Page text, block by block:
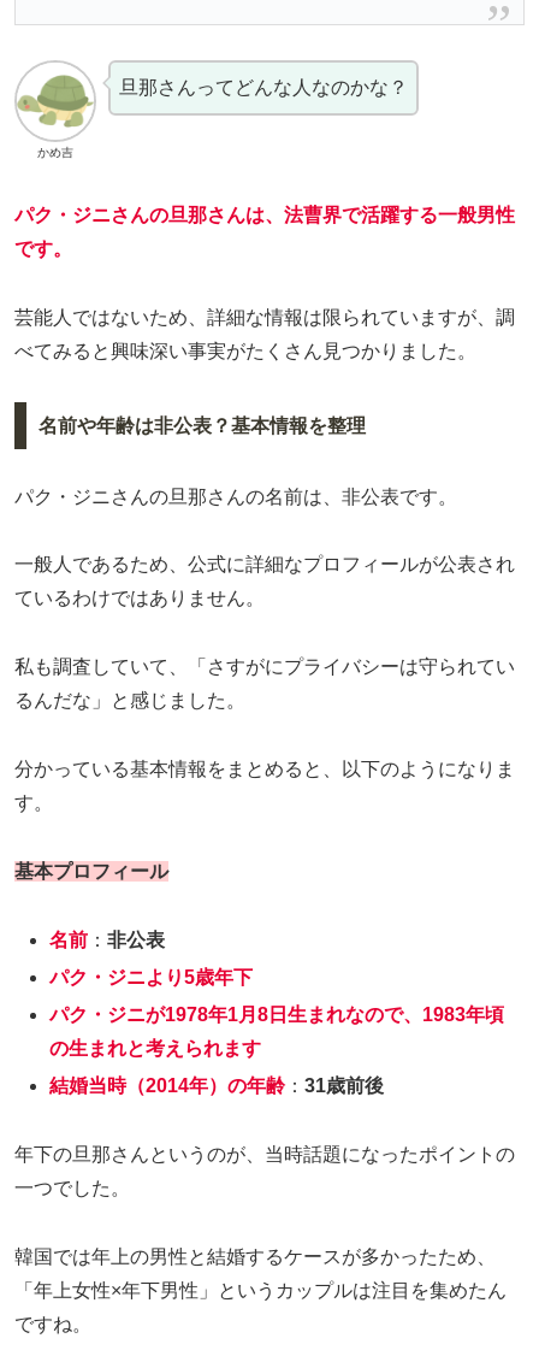
かめ吉
旦那さんってどんな人なのかな？
パク・ジニさんの旦那さんは、法曹界で活躍する一般男性
です。
芸能人ではないため、詳細な情報は限られていますが、調
べてみると興味深い事実がたくさん見つかりました。
名前や年齢は非公表？基本情報を整理
パク・ジニさんの旦那さんの名前は、非公表です。
一般人であるため、公式に詳細なプロフィールが公表され
ているわけではありません。
私も調査していて、「さすがにプライバシーは守られてい
るんだな」と感じました。
分かっている基本情報をまとめると、以下のようになりま
す。
基本プロフィール
名前 ：非公表
パク・ジニより5歳年下
パク・ジニが1978年1月8日生まれなので、1983年頃
の生まれと考えられます
結婚当時（2014年）の年齢 ：31歳前後
年下の旦那さんというのが、当時話題になったポイントの
一つでした。
韓国では年上の男性と結婚するケースが多かったため、
「年上女性×年下男性」というカップルは注目を集めたん
ですね。